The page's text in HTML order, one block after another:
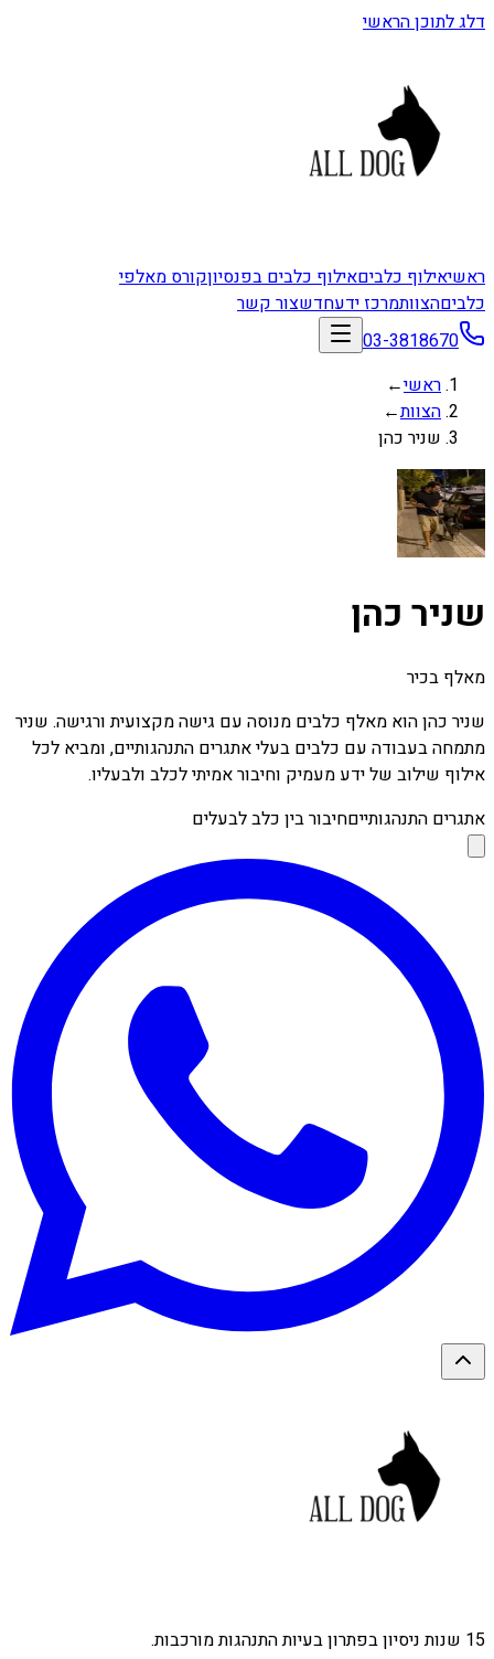
דלג לתוכן הראשי
ראשיאילוף כלביםאילוף כלבים בפנסיוןקורס מאלפי
כלביםהצוותמרכז ידעחדשצור קשר
03-3818670
ראשי←
הצוות←
שניר כהן
שניר כהן
מאלף בכיר
שניר כהן הוא מאלף כלבים מנוסה עם גישה מקצועית ורגישה. שניר
מתמחה בעבודה עם כלבים בעלי אתגרים התנהגותיים, ומביא לכל
אילוף שילוב של ידע מעמיק וחיבור אמיתי לכלב ולבעליו.
אתגרים התנהגותייםחיבור בין כלב לבעלים
15 שנות ניסיון בפתרון בעיות התנהגות מורכבות.